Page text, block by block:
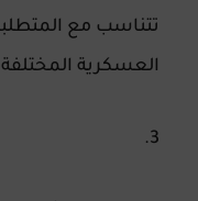
تتناسب مع
العسكرية